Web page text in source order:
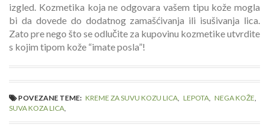
izgled. Kozmetika koja ne odgovara vašem tipu kože mogla
bi da dovede do dodatnog zamašćivanja ili isušivanja lica.
Zato pre nego što se odlučite za kupovinu kozmetike utvrdite
s kojim tipom kože “imate posla”!
POVEZANE TEME: KREME ZA SUVU KOZU LICA LEPOTA NEGA KOŽE
SUVA KOZA LICA